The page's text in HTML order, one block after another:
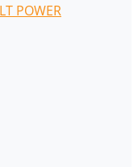
POWER